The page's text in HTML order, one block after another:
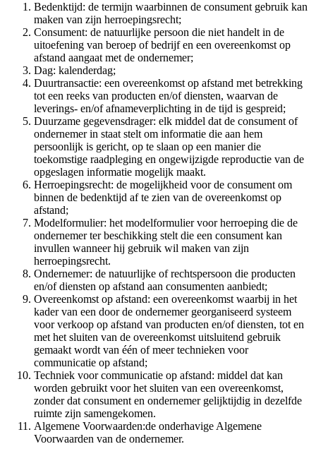
Bedenktijd: de termijn waarbinnen de consument gebruik kan
maken van zijn herroepingsrecht;
Consument: de natuurlijke persoon die niet handelt in de
uitoefening van beroep of bedrijf en een overeenkomst op
afstand aangaat met de ondernemer;
Dag: kalenderdag;
Duurtransactie: een overeenkomst op afstand met betrekking
tot een reeks van producten en/of diensten, waarvan de
leverings- en/of afnameverplichting in de tijd is gespreid;
Duurzame gegevensdrager: elk middel dat de consument of
ondernemer in staat stelt om informatie die aan hem
persoonlijk is gericht, op te slaan op een manier die
toekomstige raadpleging en ongewijzigde reproductie van de
opgeslagen informatie mogelijk maakt.
Herroepingsrecht: de mogelijkheid voor de consument om
binnen de bedenktijd af te zien van de overeenkomst op
afstand;
Modelformulier: het modelformulier voor herroeping die de
ondernemer ter beschikking stelt die een consument kan
invullen wanneer hij gebruik wil maken van zijn
herroepingsrecht.
Ondernemer: de natuurlijke of rechtspersoon die producten
en/of diensten op afstand aan consumenten aanbiedt;
Overeenkomst op afstand: een overeenkomst waarbij in het
kader van een door de ondernemer georganiseerd systeem
voor verkoop op afstand van producten en/of diensten, tot en
met het sluiten van de overeenkomst uitsluitend gebruik
gemaakt wordt van één of meer technieken voor
communicatie op afstand;
Techniek voor communicatie op afstand: middel dat kan
worden gebruikt voor het sluiten van een overeenkomst,
zonder dat consument en ondernemer gelijktijdig in dezelfde
ruimte zijn samengekomen.
Algemene Voorwaarden:de onderhavige Algemene
Voorwaarden van de ondernemer.